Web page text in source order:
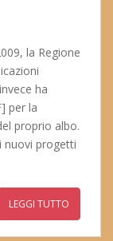
la Regione
ha
per la
proprio albo.
nuovi progetti
LEGGI TUTTO